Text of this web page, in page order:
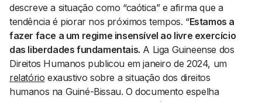
descreve a situação como “caótica” e afirma que a
tendência é piorar nos próximos tempos. “Estamos a
fazer face a um regime insensível ao livre exercício
das liberdades fundamentais. A Liga Guineense dos
Direitos Humanos publicou em janeiro de 2024, um
relatório exaustivo sobre a situação dos direitos
humanos na Guiné-Bissau. O documento espelha